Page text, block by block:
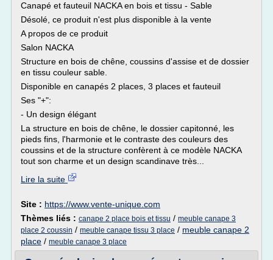
Canapé et fauteuil NACKA en bois et tissu - Sable
Désolé, ce produit n'est plus disponible à la vente
A propos de ce produit
Salon NACKA
Structure en bois de chêne, coussins d'assise et de dossier
en tissu couleur sable.
Disponible en canapés 2 places, 3 places et fauteuil
Ses "+":
- Un design élégant
La structure en bois de chêne, le dossier capitonné, les
pieds fins, l'harmonie et le contraste des couleurs des
coussins et de la structure confèrent à ce modèle NACKA
tout son charme et un design scandinave très...
Lire la suite
Site : https://www.vente-unique.com
Thèmes liés : canape 2 place bois et tissu / meuble canape 3
place 2 coussin / meuble canape tissu 3 place / meuble canape 2
place / meuble canape 3 place